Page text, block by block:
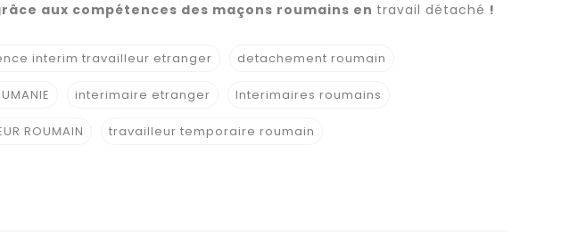
aux compétences des maçons roumains en travail détaché !
interim travailleur etranger detachement roumain
interimaire etranger Interimaires roumains
ROUMAIN travailleur temporaire roumain